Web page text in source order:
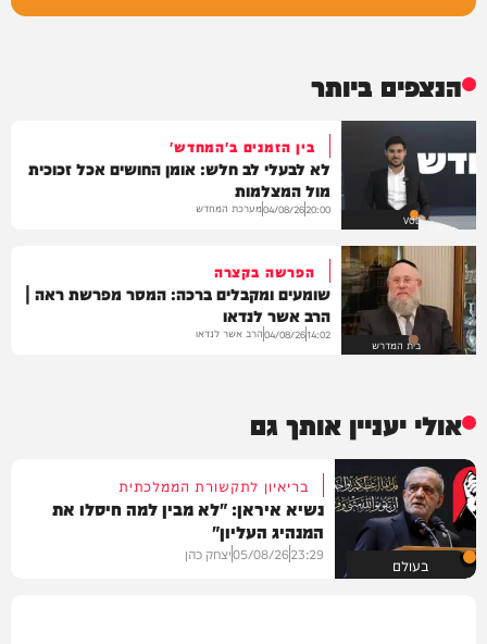
הנצפים ביותר
VOD
בין הזמנים ב'המחדש'
לא לבעלי לב חלש: אומן החושים אכל זכוכית
מול המצלמות
20:00
04/08/26מערכת המחדש
בית המדרש
הפרשה בקצרה
שומעים ומקבלים ברכה: המסר מפרשת ראה |
הרב אשר לנדאו
14:02
04/08/26הרב אשר לנדאו
אולי יעניין אותך גם
בעולם
בריאיון לתקשורת הממלכתית
נשיא איראן: "לא מבין למה חיסלו את
המנהיג העליון"
23:29
05/08/26יצחק כהן